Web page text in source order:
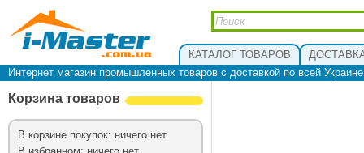
КАТАЛОГ ТОВАРОВ
Интернет магазин промышленных товаров с доставкой по всей
Корзина товаров
В корзине покупок: ничего нет